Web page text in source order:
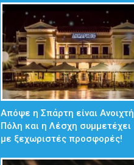
Απόψε η Σπάρτη είναι Ανοιχτή
Πόλη και η Λέσχη συμμετέχει
με ξεχωριστές προσφορές!